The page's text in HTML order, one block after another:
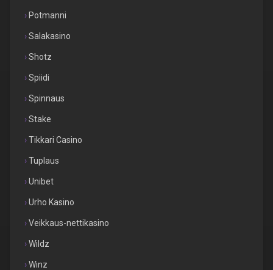
Potmanni
Salakasino
Shotz
Spiidi
Spinnaus
Stake
Tikkari Casino
Tuplaus
Unibet
Urho Kasino
Veikkaus-nettikasino
Wildz
Winz